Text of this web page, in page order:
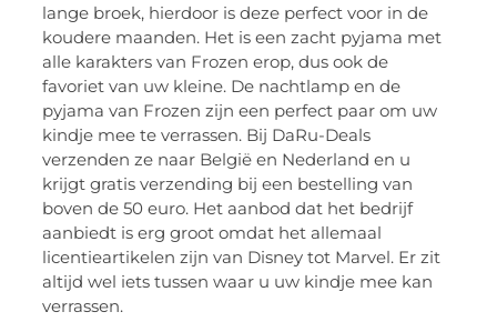
lange broek, hierdoor is deze perfect voor in de
koudere maanden. Het is een zacht pyjama met
alle karakters van Frozen erop, dus ook de
favoriet van uw kleine. De nachtlamp en de
pyjama van Frozen zijn een perfect paar om uw
kindje mee te verrassen. Bij DaRu-Deals
verzenden ze naar België en Nederland en u
krijgt gratis verzending bij een bestelling van
boven de 50 euro. Het aanbod dat het bedrijf
aanbiedt is erg groot omdat het allemaal
licentieartikelen zijn van Disney tot Marvel. Er zit
altijd wel iets tussen waar u uw kindje mee kan
verrassen.